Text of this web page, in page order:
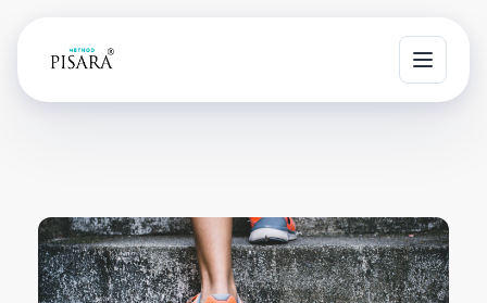
T
o
e
n
a